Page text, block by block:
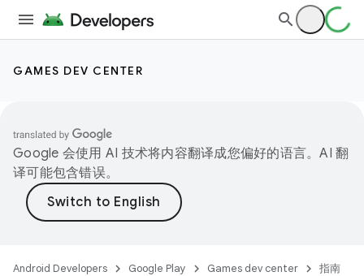
GAMES DEV CENTER
Google 会使用 AI 技术将内容翻译成您偏好的语言。AI 翻
译可能包含错误。
Android Developers Google Play Games dev center 指南